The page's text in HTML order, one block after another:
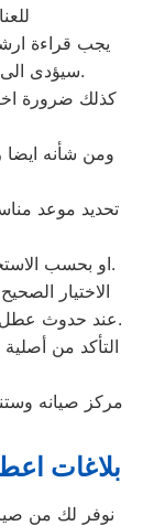
يجب قراءة
سيؤدى الى المحاظفة على الاجهزة وتلاشى الاعطال.
او بحسب الاستخدام والهدف منه الاقلال من حدوث الاعطال.
عند حدوث عطل او التأكد بأن الجهاز لا يعمل بالشكل المطلوب.
مركز صيانه
بلاغات
نوفر لك من